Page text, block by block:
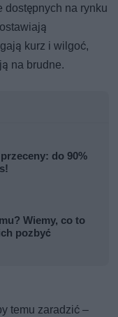
dostępnych na rynku
kurz i wilgoć,
na brudne.
do 90%
Wiemy, co to
pozbyć
temu zaradzić –